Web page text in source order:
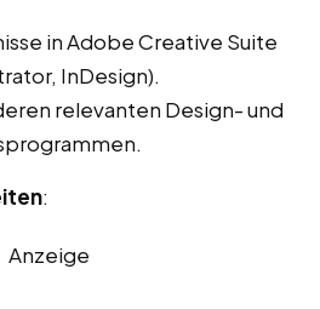
in Adobe Creative Suite
InDesign).
relevanten Design- und
:
Anzeige